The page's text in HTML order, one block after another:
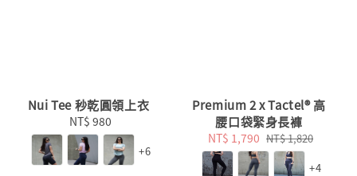
Nui Tee 秒乾圓領上衣
Regular
price
NT$ 980
+6
Premium 2 x Tactel® 高
腰口袋緊身長褲
Sale
price
NT$ 1,790 Regular
price
NT$ 1,820
+4